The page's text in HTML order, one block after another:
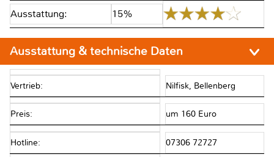
Ausstattung: 15%
Ausstattung & technische Daten
Vertrieb: Nilfisk, Bellenberg
Preis: um 160 Euro
Hotline: 07306 72727